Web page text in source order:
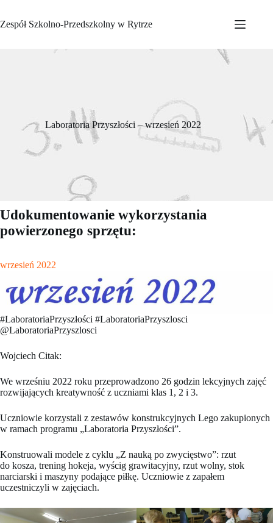
treści
Zespół Szkolno-Przedszkolny w Rytrze
Laboratoria Przyszłości – wrzesień 2022
Udokumentowanie wykorzystania
powierzonego sprzętu:
wrzesień 2022
#LaboratoriaPrzyszłości #LaboratoriaPrzyszlosci
@LaboratoriaPrzyszlosci
Wojciech Citak:
We wrześniu 2022 roku przeprowadzono 26 godzin lekcyjnych zajęć
rozwijających kreatywność z uczniami klas 1, 2 i 3.
Uczniowie korzystali z zestawów konstrukcyjnych Lego zakupionych
w ramach programu „Laboratoria Przyszłości”.
Konstruowali modele z cyklu „Z nauką po zwycięstwo”: rzut
do kosza, trening hokeja, wyścig grawitacyjny, rzut wolny, stok
narciarski i maszyny podające piłkę. Uczniowie z zapałem
uczestniczyli w zajęciach.